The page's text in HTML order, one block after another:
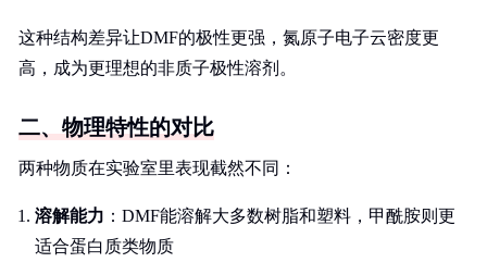
这种结构差异让DMF的极性更强，氮原子电子云密度更
高，成为更理想的非质子极性溶剂。
二、物理特性的对比
两种物质在实验室里表现截然不同：
溶解能力 ：DMF能溶解大多数树脂和塑料，甲酰胺则更
适合蛋白质类物质